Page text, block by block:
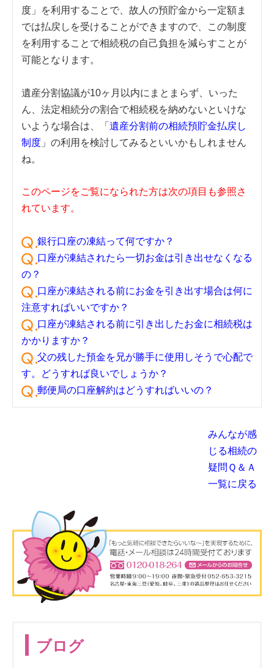
度」を利用することで、故人の預貯金から一定額ま
では払戻しを受けることができますので、この制度
を利用することで相続税の自己負担を減らすことが
可能となります。
遺産分割協議が10ヶ月以内にまとまらず、いった
ん、法定相続分の割合で相続税を納めないといけな
いような場合は、「 遺産分割前の相続預貯金払戻し
制度 」の利用を検討してみるといいかもしれません
ね。
このページをご覧になられた方は次の項目も参照さ
れています。
銀行口座の凍結って何ですか？
口座が凍結されたら一切お金は引き出せなくなる
の？
口座が凍結される前にお金を引き出す場合は何に
注意すればいいですか？
口座が凍結される前に引き出したお金に相続税は
かかりますか？
父の残した預金を兄が勝手に使用しそうで心配で
す。どうすれば良いでしょうか？
郵便局の口座解約はどうすればいいの？
みんなが感
じる相続の
疑問Ｑ＆Ａ
一覧に戻る
ブログ